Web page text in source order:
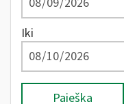
Iki
Paieška